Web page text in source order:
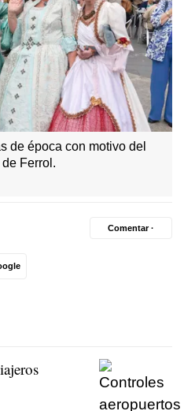
de época con motivo del
Ferrol.
Comentar ·